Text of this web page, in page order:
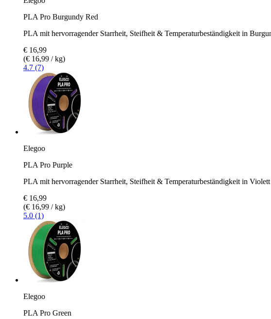
PLA Pro Burgundy Red
PLA mit hervorragender Starrheit, Steifheit & Temperaturbeständigkeit in
€ 16,99
(€ 16,99 / kg)
4.7 (7)
Elegoo
PLA Pro Purple
PLA mit hervorragender Starrheit, Steifheit & Temperaturbeständigkeit in Violett
€ 16,99
(€ 16,99 / kg)
5.0 (1)
Elegoo
PLA Pro Green